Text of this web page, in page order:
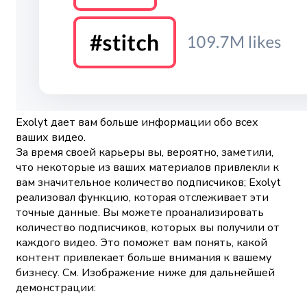
Exolyt дает вам больше информации обо всех
ваших видео.
За время своей карьеры вы, вероятно, заметили,
что некоторые из ваших материалов привлекли к
вам значительное количество подписчиков; Exolyt
реализовал функцию, которая отслеживает эти
точные данные. Вы можете проанализировать
количество подписчиков, которых вы получили от
каждого видео. Это поможет вам понять, какой
контент привлекает больше внимания к вашему
бизнесу. См. Изображение ниже для дальнейшей
демонстрации: